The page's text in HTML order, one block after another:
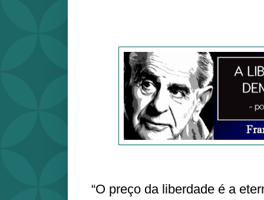
“O preço da liberdade é a